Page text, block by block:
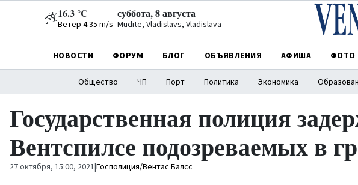
16.3 °C
Ветер 4.35 m/s
суббота, 8 августа
Mudīte, Vladislavs, Vladislava
НОВОСТИ ФОРУМ БЛОГ ОБЪЯВЛЕНИЯ АФИША ФОТО
Общество ЧП Порт Политика Экономика
Государственная полиция
Вентспилсе подозреваемых в
27 октября, 15:00, 2021|Госполиция/Вентас Балсс